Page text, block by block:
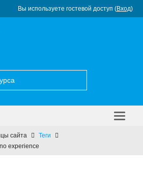
Вы используете гостевой доступ (Вход)
сайта
Теги
experience